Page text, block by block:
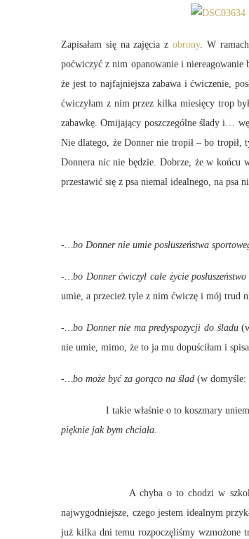
Zapisałam się na zajęcia zobrony. W
poćwiczyć z nim opanowanie i
że jest to najfajniejsza zabawa i ćwiczenie,
ćwiczyłam z nim przez kilka miesięcy trop
zabawkę. Omijający poszczególne ślady i…
Nie dlatego, że Donner nie tropił – bo tropił,
Donnera nic nie będzie. Dobrze, że w końcu
przestawić się z psa niemal idealnego, na psa
-…bo Donner nie umie posłuszeństwa
-…bo Donner ćwiczył całe życie
umie, a przecież tyle z nim ćwiczę i mój trud
-…bo Donner nie ma predyspozycji do śladu
nie umie, mimo, że to ja mu dopuściłam i
-…bo może być za gorąco na ślad (w domyśle:
I takie właśnie o to koszmary
pięknie jak bym chciała.
A chyba o to chodzi w szkoleniach,
najwygodniejsze, czego jestem idealnym
już kilka dni temu rozpoczęliśmy wzmożone